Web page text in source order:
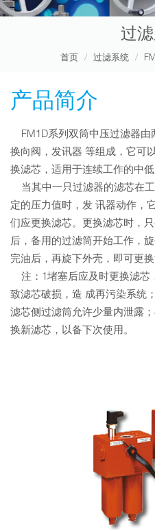
过
首页 过滤系统
产品简介
FM1D系列双筒中压过滤器由
换向阀，发讯器 等组成，它可
换滤芯，适用于连续工作的中低
当其中一只过滤器的滤芯在
定的压力值时，发 讯器动作，
们应更换滤芯。更换滤芯时，
后，备用的过滤筒开始工作，
完油后，再旋下外壳，即可更换
注：1堵塞后应及时更换滤芯
致滤芯破损，造 成再污染系统
滤芯侧过滤筒允许少量内泄露
换新滤芯，以备下次使用。